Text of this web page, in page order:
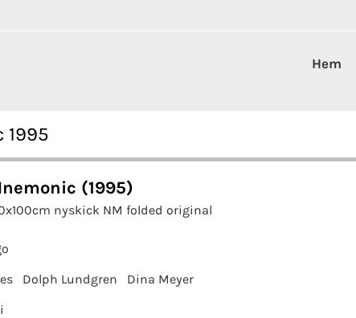
Hem
1995
(1995)
nyskick NM folded original
Dolph Lundgren
Dina Meyer